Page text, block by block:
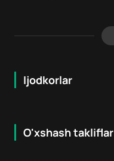
Ijodkorlar
O'xshash takliflar
16 + 7.9